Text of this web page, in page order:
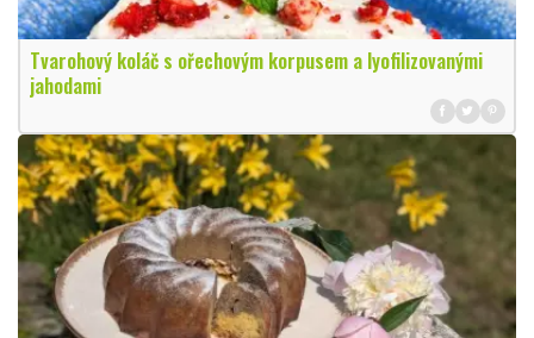
Tvarohový koláč s ořechovým korpusem a lyofilizovanými
jahodami